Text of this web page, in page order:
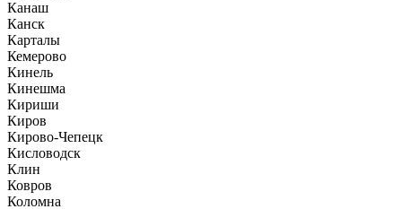
Канаш
Канск
Карталы
Кемерово
Кинель
Кинешма
Кириши
Киров
Кирово-Чепецк
Кисловодск
Клин
Ковров
Коломна